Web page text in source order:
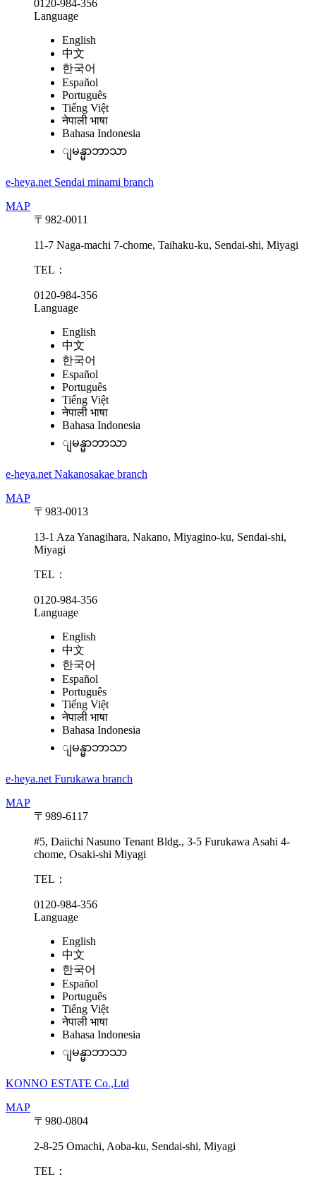
0120-984-356
Language
English
中文
한국어
Español
Português
Tiếng Việt
नेपाली भाषा
Bahasa Indonesia
ျမန္မာဘာသာ
e-heya.net Sendai minami branch
MAP
〒982-0011
11-7 Naga-machi 7-chome, Taihaku-ku, Sendai-shi, Miyagi
TEL：
0120-984-356
Language
English
中文
한국어
Español
Português
Tiếng Việt
नेपाली भाषा
Bahasa Indonesia
ျမန္မာဘာသာ
e-heya.net Nakanosakae branch
MAP
〒983-0013
13-1 Aza Yanagihara, Nakano, Miyagino-ku, Sendai-shi,
Miyagi
TEL：
0120-984-356
Language
English
中文
한국어
Español
Português
Tiếng Việt
नेपाली भाषा
Bahasa Indonesia
ျမန္မာဘာသာ
e-heya.net Furukawa branch
MAP
〒989-6117
#5, Daiichi Nasuno Tenant Bldg., 3-5 Furukawa Asahi 4-
chome, Osaki-shi Miyagi
TEL：
0120-984-356
Language
English
中文
한국어
Español
Português
Tiếng Việt
नेपाली भाषा
Bahasa Indonesia
ျမန္မာဘာသာ
KONNO ESTATE Co.,Ltd
MAP
〒980-0804
2-8-25 Omachi, Aoba-ku, Sendai-shi, Miyagi
TEL：